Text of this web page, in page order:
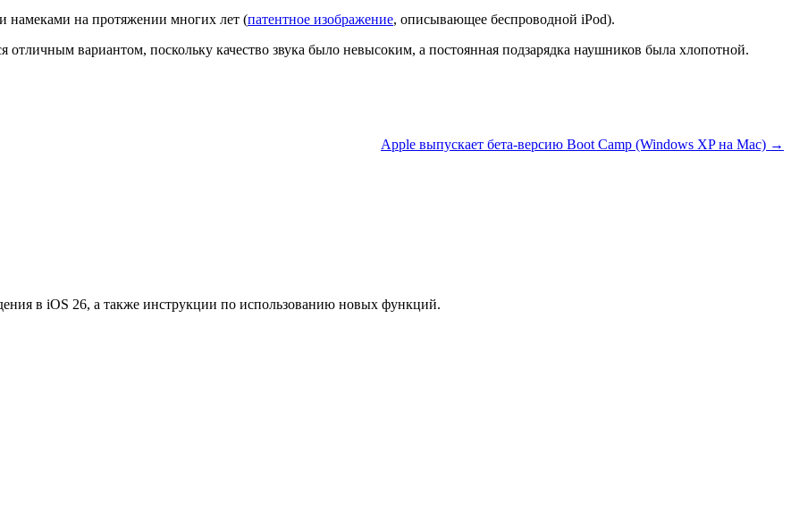
намеками на протяжении многих лет (патентное изображение, описывающее беспроводной iPod).
отличным вариантом, поскольку качество звука было невысоким, а постоянная подзарядка наушников была хлопотной.
Apple выпускает бета-версию Boot Camp (Windows XP на Mac) →
в iOS 26, а также инструкции по использованию новых функций.